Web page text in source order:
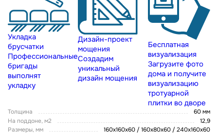
Укладка
брусчатки
Профессиональные
бригады
выполнят
укладку
Дизайн-проект
мощения
Создадим
уникальный
дизайн мощения
Бесплатная
визуализация
Загрузите фото
дома и получите
визуализацию
тротуарной
плитки во дворе
Толщина
60 мм
На поддоне, м2
12,9
Размеры, мм
160х160х60 / 160х80х60 / 240х160х60